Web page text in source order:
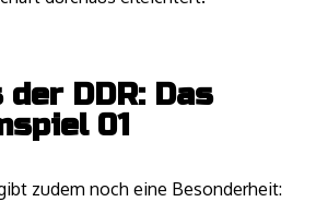
DDR: Das
01
zudem noch eine Besonderheit: